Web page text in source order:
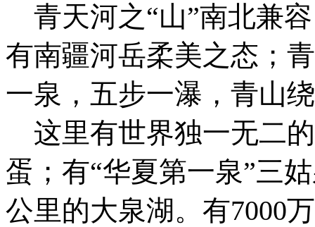
青天河之“山”南北兼
有南疆河岳柔美之态；
一泉，五步一瀑，青山
这里有世界独一无二
蛋；有“华夏第一泉”三
公里的大泉湖。有7000